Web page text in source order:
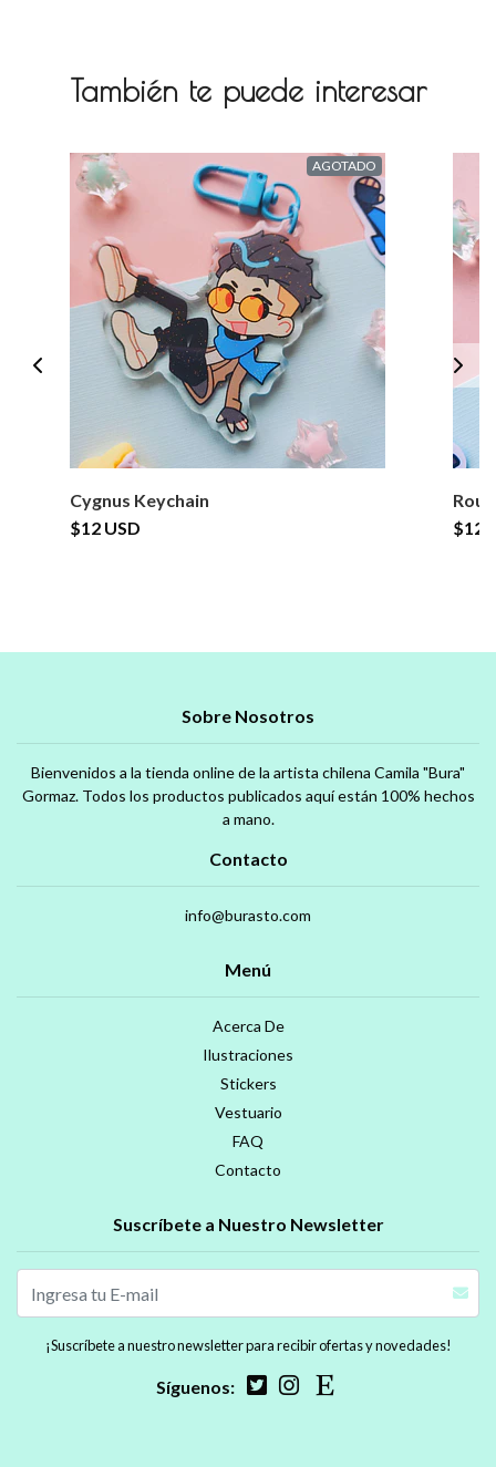
También te puede interesar
AGOTADO
Cygnus Keychain
$12 USD
$12
Sobre Nosotros
Bienvenidos a la tienda online de la artista chilena Camila "Bura"
Gormaz. Todos los productos publicados aquí están 100% hechos
a mano.
Contacto
info@burasto.com
Menú
Acerca De
Ilustraciones
Stickers
Vestuario
FAQ
Contacto
Suscríbete a Nuestro Newsletter
¡Suscríbete a nuestro newsletter para recibir ofertas y novedades!
Síguenos: